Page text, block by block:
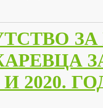
И 2020.